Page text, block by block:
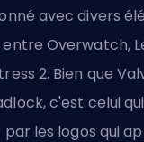
avec divers
Overwatch,
2. Bien que
c'est celui
par les logos qui